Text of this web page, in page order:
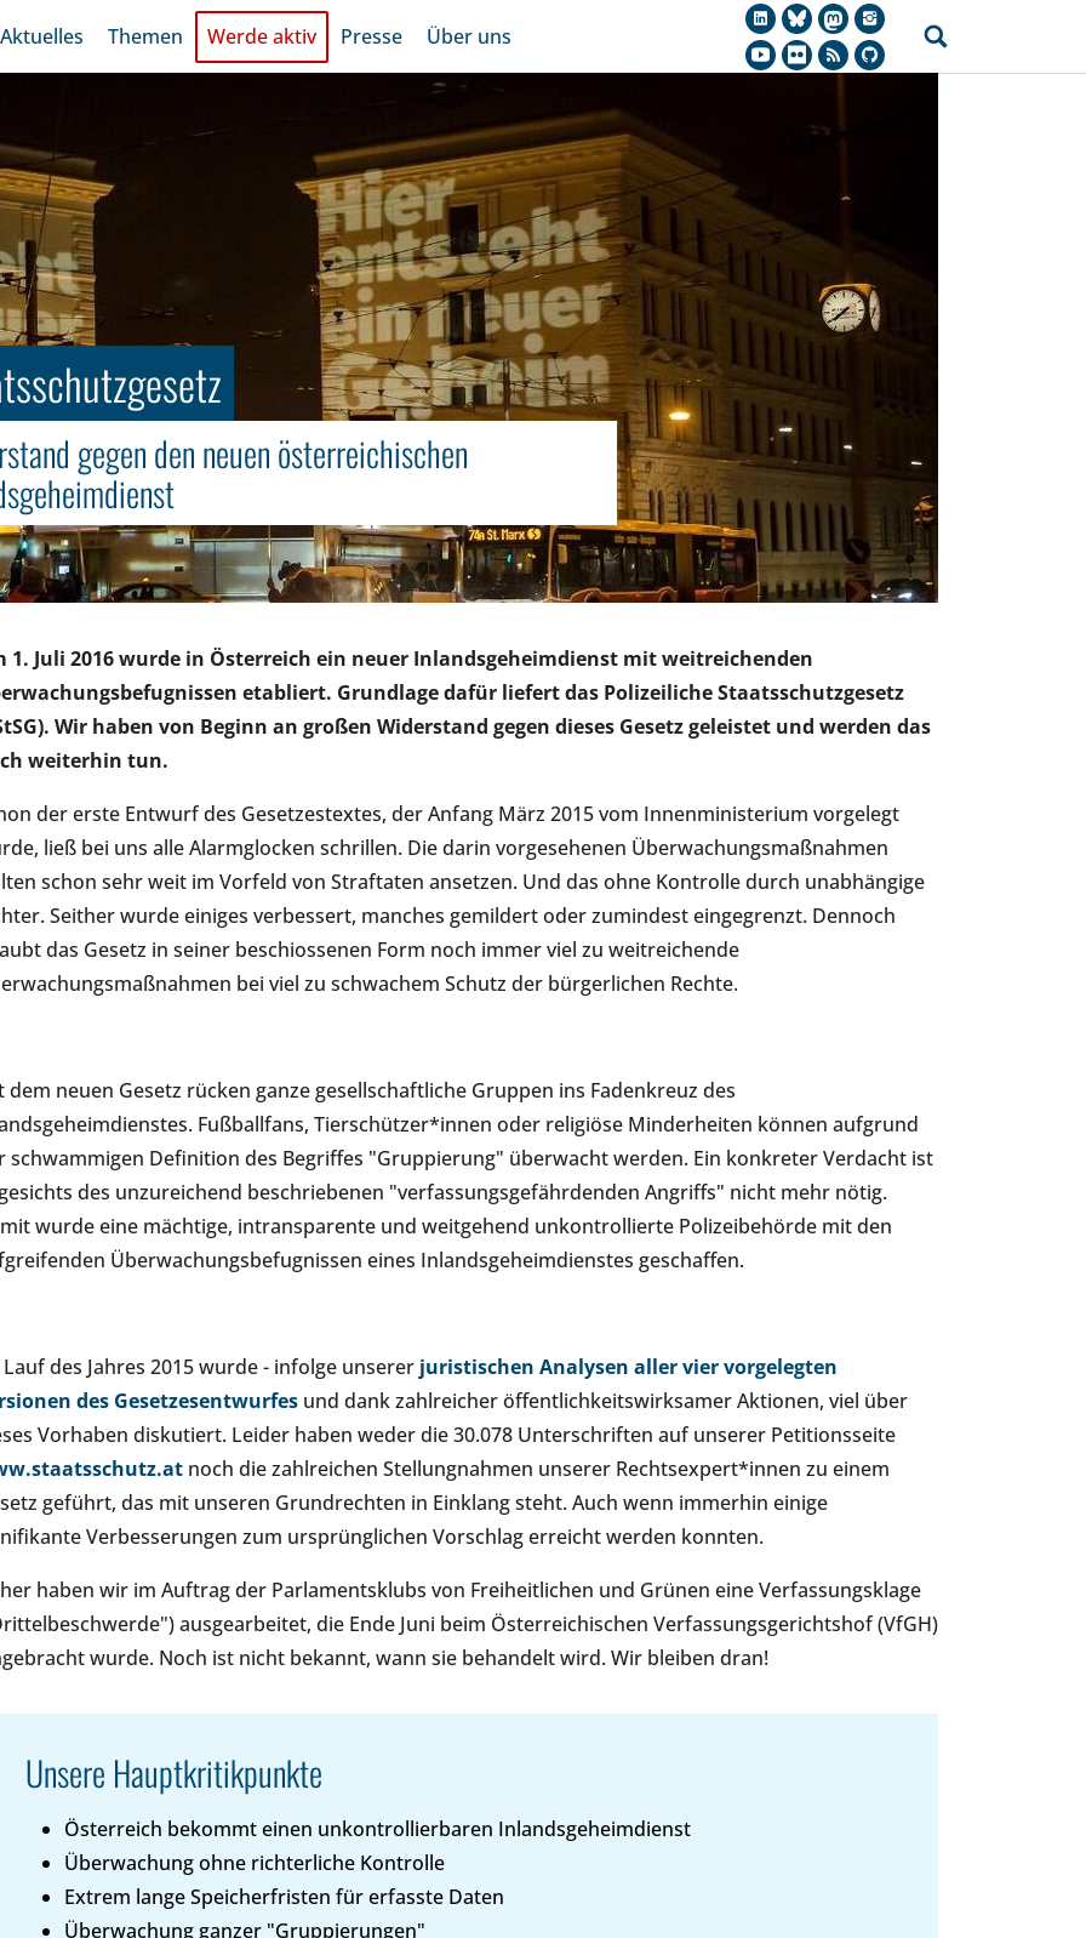
Aktuelles Themen Werde aktiv Presse Über uns
gegen den neuen österreichischen
1. Juli 2016 wurde in Österreich ein neuer Inlandsgeheimdienst mit weitreichenden
etabliert. Grundlage dafür liefert das Polizeiliche Staatsschutzgesetz
Wir haben von Beginn an großen Widerstand gegen dieses Gesetz geleistet und werden das
weiterhin tun.
der erste Entwurf des Gesetzestextes, der Anfang März 2015 vom Innenministerium vorgelegt
ließ bei uns alle Alarmglocken schrillen. Die darin vorgesehenen Überwachungsmaßnahmen
schon sehr weit im Vorfeld von Straftaten ansetzen. Und das ohne Kontrolle durch unabhängige
Seither wurde einiges verbessert, manches gemildert oder zumindest eingegrenzt. Dennoch
das Gesetz in seiner beschiossenen Form noch immer viel zu weitreichende
bei viel zu schwachem Schutz der bürgerlichen Rechte.
dem neuen Gesetz rücken ganze gesellschaftliche Gruppen ins Fadenkreuz des
Fußballfans, Tierschützer*innen oder religiöse Minderheiten können aufgrund
schwammigen Definition des Begriffes "Gruppierung" überwacht werden. Ein konkreter Verdacht ist
des unzureichend beschriebenen "verfassungsgefährdenden Angriffs" nicht mehr nötig.
wurde eine mächtige, intransparente und weitgehend unkontrollierte Polizeibehörde mit den
Überwachungsbefugnissen eines Inlandsgeheimdienstes geschaffen.
des Jahres 2015 wurde - infolge unserer juristischen Analysen aller vier vorgelegten
des Gesetzesentwurfes und dank zahlreicher öffentlichkeitswirksamer Aktionen, viel über
Vorhaben diskutiert. Leider haben weder die 30.078 Unterschriften auf unserer Petitionsseite
noch die zahlreichen Stellungnahmen unserer Rechtsexpert*innen zu einem
geführt, das mit unseren Grundrechten in Einklang steht. Auch wenn immerhin einige
Verbesserungen zum ursprünglichen Vorschlag erreicht werden konnten.
haben wir im Auftrag der Parlamentsklubs von Freiheitlichen und Grünen eine Verfassungsklage
ausgearbeitet, die Ende Juni beim Österreichischen Verfassungsgerichtshof (VfGH)
wurde. Noch ist nicht bekannt, wann sie behandelt wird. Wir bleiben dran!
Unsere Hauptkritikpunkte
Österreich bekommt einen unkontrollierbaren Inlandsgeheimdienst
Überwachung ohne richterliche Kontrolle
Extrem lange Speicherfristen für erfasste Daten
Überwachung ganzer "Gruppierungen"